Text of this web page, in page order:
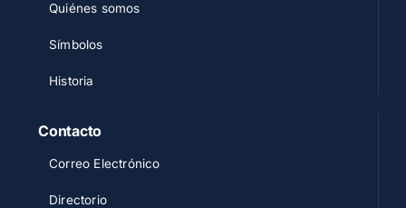
Quiénes somos
Símbolos
Historia
Contacto
Correo Electrónico
Directorio